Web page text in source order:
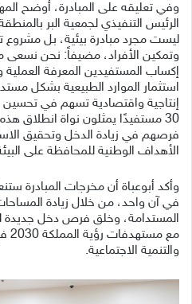
وفي تعليقه على المبادرة، أوضح
الرئيس التنفيذي لجمعية البر
ليست مجرد مبادرة بيئية، بل مشروع
وتمكين الأفراد، مضيفاً: نحن نسعى
إكساب المستفيدين المعرفة العملية
استثمار الموارد الطبيعية بشكل
إنتاجية واقتصادية تسهم في
30 مستفيدًا يمثلون نواة انطلاق
فرصهم في زيادة الدخل وتحقيق
الأهداف الوطنية للمحافظة على
وأكد أبوعباة أن مخرجات المبادرة
في آن واحد، من خلال زيادة المساحات
المستدامة، وخلق فرص دخل جديدة
والتنمية الاجتماعية.